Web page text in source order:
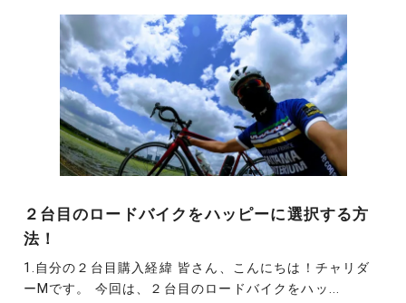
２台目のロードバイクをハッピーに選択する方
法！
1.自分の２台目購入経緯 皆さん、こんにちは！チャリダ
ーMです。 今回は、２台目のロードバイクをハッ...